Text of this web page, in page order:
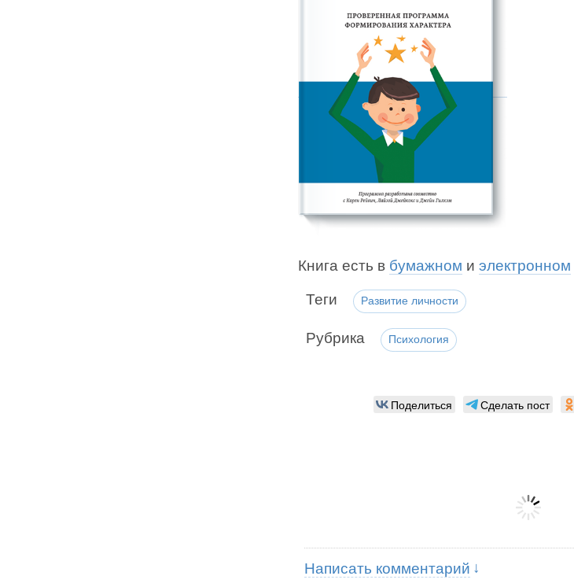
Книга есть в бумажном и электронном
Теги Развитие личности
Рубрика Психология
Поделиться Сделать пост
Написать комментарий